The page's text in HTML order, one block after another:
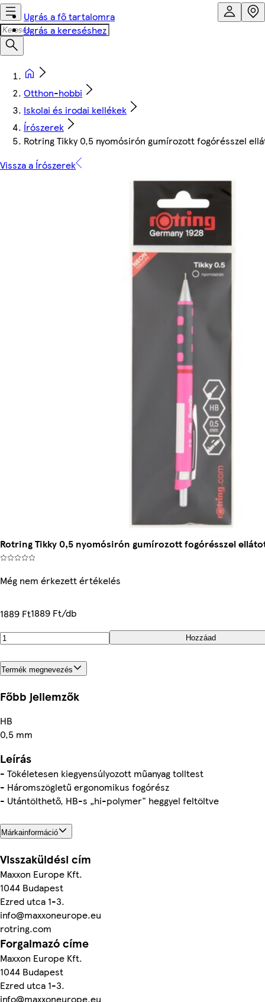
Ugrás a fő tartalomra
Ugrás a kereséshez
Otthon-hobbi
Iskolai és irodai kellékek
Írószerek
Rotring Tikky 0,5 nyomósirón gumírozott fogórésszel
Vissza a Írószerek
Rotring Tikky 0,5 nyomósirón gumírozott fogórésszel
Még nem érkezett értékelés
1889 Ft1889 Ft/db
Hozzáad
Termék megnevezés
Főbb jellemzők
HB
0,5 mm
Leírás
- Tökéletesen kiegyensúlyozott műanyag tolltest
- Háromszögletű ergonomikus fogórész
- Utántölthető, HB-s „hi-polymer" heggyel feltöltve
Márkainformáció
Visszaküldési cím
Maxxon Europe Kft.
1044 Budapest
Ezred utca 1-3.
info@maxxoneurope.eu
rotring.com
Forgalmazó címe
Maxxon Europe Kft.
1044 Budapest
Ezred utca 1-3.
info@maxxoneurope.eu